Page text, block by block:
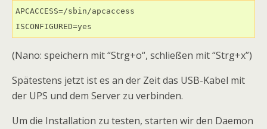
APCACCESS=/sbin/apcaccess
ISCONFIGURED=yes
(Nano: speichern mit “Strg+o“, schließen mit “Strg+x”)
Spätestens jetzt ist es an der Zeit das USB-Kabel mit
der UPS und dem Server zu verbinden.
Um die Installation zu testen, starten wir den Daemon